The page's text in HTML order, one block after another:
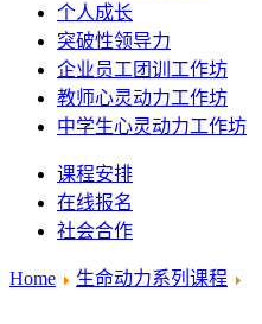
个人成长
突破性领导力
企业员工团训工作坊
教师心灵动力工作坊
中学生心灵动力工作坊
课程安排
在线报名
社会合作
Home 生命动力系列课程